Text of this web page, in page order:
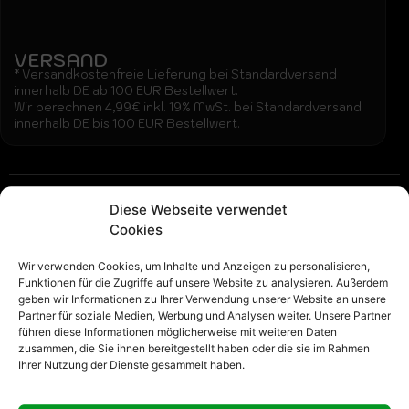
Diese Webseite verwendet
Cookies
Wir verwenden Cookies, um Inhalte und Anzeigen zu personalisieren,
Funktionen für die Zugriffe auf unsere Website zu analysieren. Außerdem
geben wir Informationen zu Ihrer Verwendung unserer Website an unsere
Partner für soziale Medien, Werbung und Analysen weiter. Unsere Partner
führen diese Informationen möglicherweise mit weiteren Daten
zusammen, die Sie ihnen bereitgestellt haben oder die sie im Rahmen
Ihrer Nutzung der Dienste gesammelt haben.
VERSAND
* Versandkostenfreie Lieferung bei Standardversand
innerhalb DE ab 100 EUR Bestellwert.
Wir berechnen 4,99€ inkl. 19% MwSt. bei Standardversand
innerhalb DE bis 100 EUR Bestellwert.
Beschreibung:
Gardinenband 1000MP 100mm Wellenfalten mit
Das Gardinenband 1000MP ist 100 Millimeter breit und
eignet sich besonders gut für Wellenfalten. Es besitzt
einen Querfaden, der die Falten stabil und gleichmäßig
formt. Die transparente Farbe sorgt dafür, dass das
Band fast unsichtbar bleibt und sich gut in helle